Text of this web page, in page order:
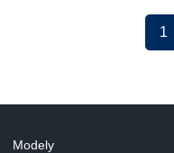
1
Modely